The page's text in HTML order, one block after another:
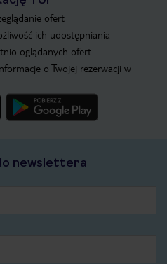
ofert
ich udostępniania
oglądanych ofert
o Twojej rezerwacji w
newslettera